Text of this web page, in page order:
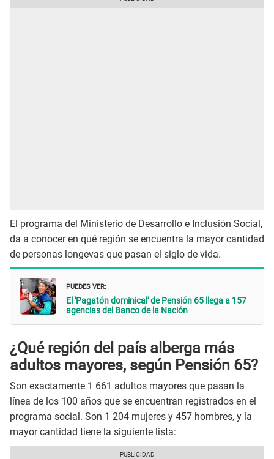
El programa del Ministerio de Desarrollo e Inclusión Social,
da a conocer en qué región se encuentra la mayor cantidad
de personas longevas que pasan el siglo de vida.
PUEDES VER:
El 'Pagatón dominical' de Pensión 65 llega a 157
agencias del Banco de la Nación
¿Qué región del país alberga más
adultos mayores, según Pensión 65?
Son exactamente 1 661 adultos mayores que pasan la
línea de los 100 años que se encuentran registrados en el
programa social. Son 1 204 mujeres y 457 hombres, y la
mayor cantidad tiene la siguiente lista: